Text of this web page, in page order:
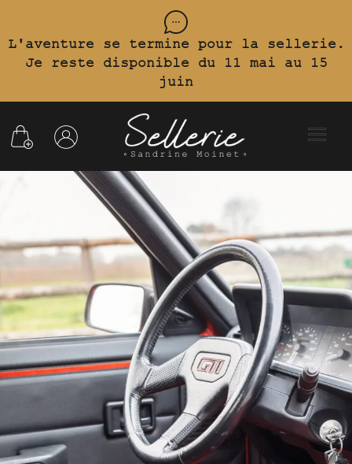
L'aventure se termine pour la sellerie.
Je reste disponible du 11 mai au 15
juin